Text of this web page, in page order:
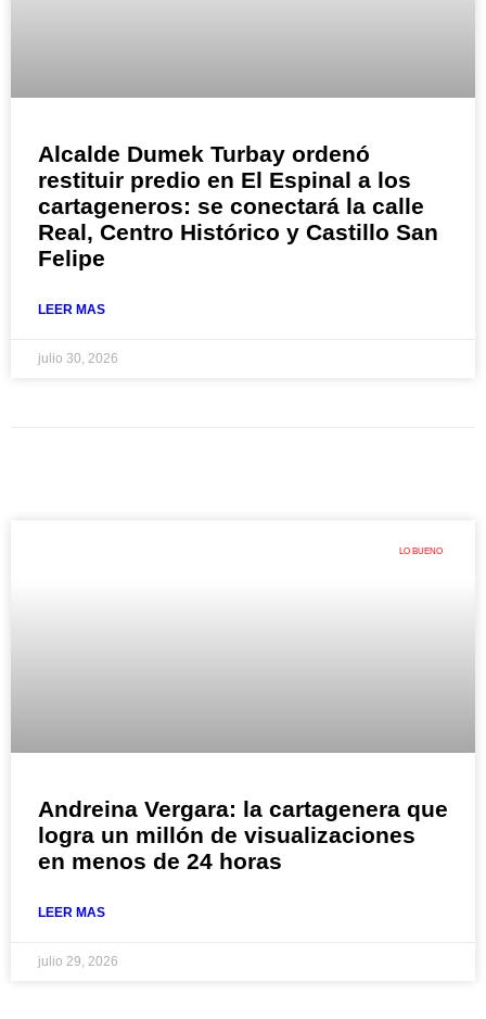
Alcalde Dumek Turbay ordenó
restituir predio en El Espinal a los
cartageneros: se conectará la calle
Real, Centro Histórico y Castillo San
Felipe
LEER MAS
julio 30, 2026
LO BUENO
Andreina Vergara: la cartagenera que
logra un millón de visualizaciones
en menos de 24 horas
LEER MAS
julio 29, 2026